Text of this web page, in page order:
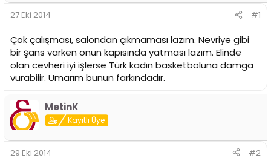
a
ş
l
a
a
n
ı
t
a
r
i
h
i
27 Eki 2014 #1
Çok çalışması, salondan çıkmaması lazım. Nevriye gibi
bir şans varken onun kapısında yatması lazım. Elinde
olan cevheri iyi işlerse Türk kadın basketboluna damga
vurabilir. Umarım bunun farkındadır.
MetinK
Kayıtlı Üye
29 Eki 2014 #2